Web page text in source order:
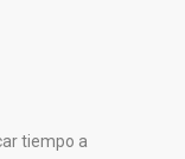
tiempo a